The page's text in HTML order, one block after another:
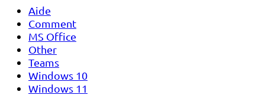
Aide
Comment
MS Office
Other
Teams
Windows 10
Windows 11